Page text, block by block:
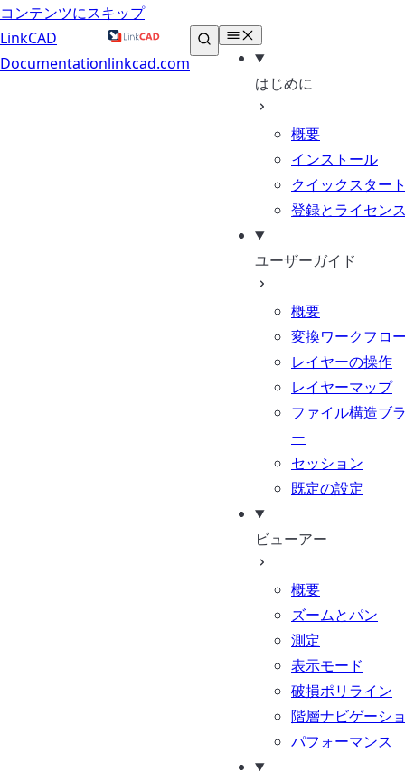
コンテンツにスキップ
LinkCAD
Documentationlinkcad.com
はじめに
概要
インストール
クイックスター
登録とライセン
ユーザーガイド
概要
変換ワークフロ
レイヤーの操作
レイヤーマップ
ファイル構造ブ
ー
セッション
既定の設定
ビューアー
概要
ズームとパン
測定
表示モード
破損ポリライン
階層ナビゲーシ
パフォーマンス